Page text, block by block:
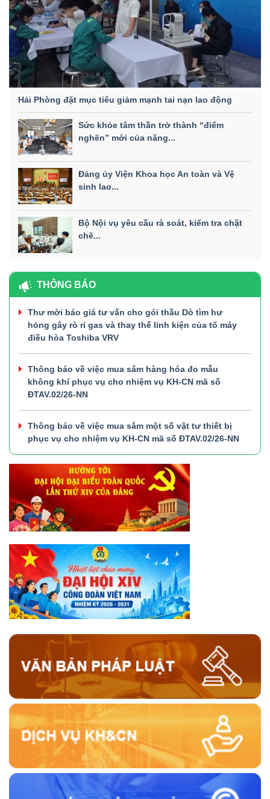
Hải Phòng đặt mục tiêu giảm mạnh tai nạn lao động
Sức khỏe tâm thần trở thành “điểm
nghẽn” mới của năng...
Đảng ủy Viện Khoa học An toàn và Vệ
sinh lao...
Bộ Nội vụ yêu cầu rà soát, kiểm tra chặt
chẽ...
THÔNG BÁO
Thư mời báo giá tư vấn cho gói thầu Dò tìm hư
hỏng gây rò rỉ gas và thay thế linh kiện của tổ máy
điều hòa Toshiba VRV
Thông báo về việc mua sắm hàng hóa đo mẫu
không khí phục vụ cho nhiệm vụ KH-CN mã số
ĐTAV.02/26-NN
Thông báo về việc mua sắm một số vật tư thiết bị
phục vụ cho nhiệm vụ KH-CN mã số ĐTAV.02/26-NN